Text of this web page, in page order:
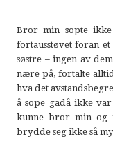
Bror min sopte
fortausstøvet foran
søstre – ingen av
nære på, fortalte
hva det
å sope gadå ikke
kunne bror min og
brydde seg ikke så